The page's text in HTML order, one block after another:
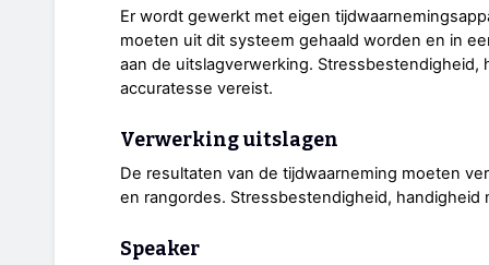
Er wordt gewerkt met eigen
moeten uit dit systeem gehaald worden en in
aan de uitslagverwerking. Stressbestendigheid,
accuratesse vereist.
Verwerking uitslagen
De resultaten van de tijdwaarneming moeten
en rangordes. Stressbestendigheid,
Speaker